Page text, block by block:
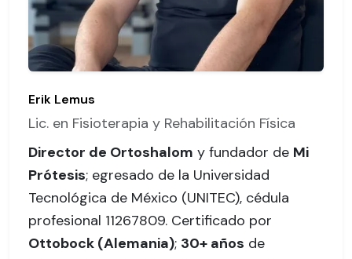
Erik Lemus
Lic. en Fisioterapia y Rehabilitación Física
Director de Ortoshalom y fundador de Mi
Prótesis; egresado de la Universidad
Tecnológica de México (UNITEC), cédula
profesional 11267809. Certificado por
Ottobock (Alemania); 30+ años de